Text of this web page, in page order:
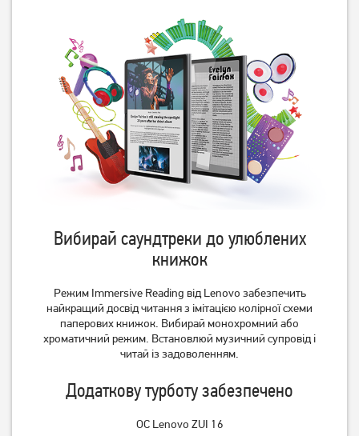
Вибирай саундтреки до улюблених
книжок
Режим Immersive Reading від Lenovo забезпечить
найкращий досвід читання з імітацією колірної схеми
паперових книжок. Вибирай монохромний або
хроматичний режим. Встановлюй музичний супровід і
читай із задоволенням.
Додаткову турботу забезпечено
ОС Lenovo ZUI 16